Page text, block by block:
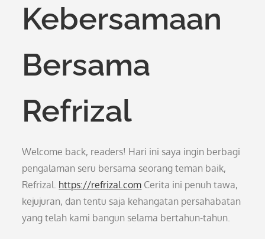
Kebersamaan
Bersama
Refrizal
Welcome back, readers! Hari ini saya ingin berbagi
pengalaman seru bersama seorang teman baik,
Refrizal. https://refrizal.com Cerita ini penuh tawa,
kejujuran, dan tentu saja kehangatan persahabatan
yang telah kami bangun selama bertahun-tahun.